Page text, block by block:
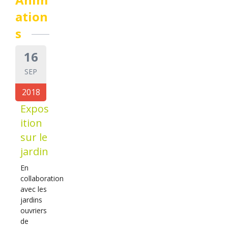
ation
s
16
SEP
2018
Expos
ition
sur le
jardin
En
collaboration
avec les
jardins
ouvriers
de